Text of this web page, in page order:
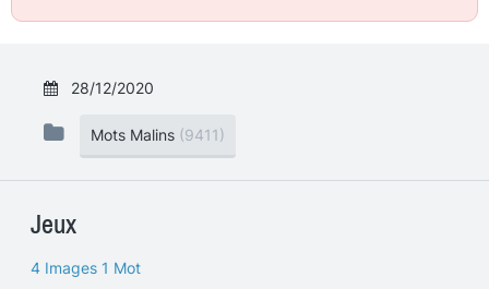
28/12/2020
Mots Malins (9411)
Jeux
4 Images 1 Mot